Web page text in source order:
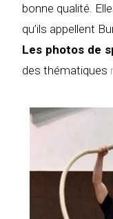
bonne qualité.
qu’ils appellent
Les photos de
des thématiques